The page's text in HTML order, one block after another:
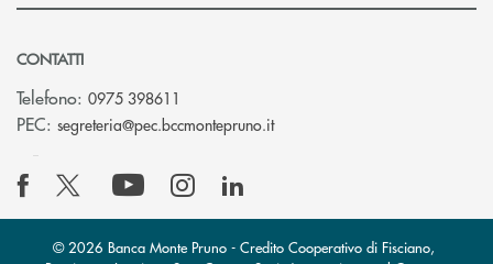
CONTATTI
Telefono: 0975 398611
PEC: segreteria@pec.bccmontepruno.it(si apre l’app di posta
© 2026 Banca Monte Pruno - Credito Cooperativo di Fisciano,